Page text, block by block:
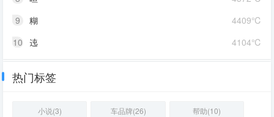
4409℃
9
糊
4104℃
10 迍
热门标签
小说(3) 车品牌(26)
帮助(10)